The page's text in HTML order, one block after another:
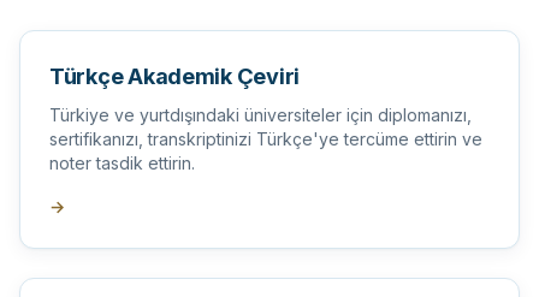
Türkçe Akademik Çeviri
Türkiye ve yurtdışındaki üniversiteler için diplomanızı,
sertifikanızı, transkriptinizi Türkçe'ye tercüme ettirin ve
noter tasdik ettirin.
→